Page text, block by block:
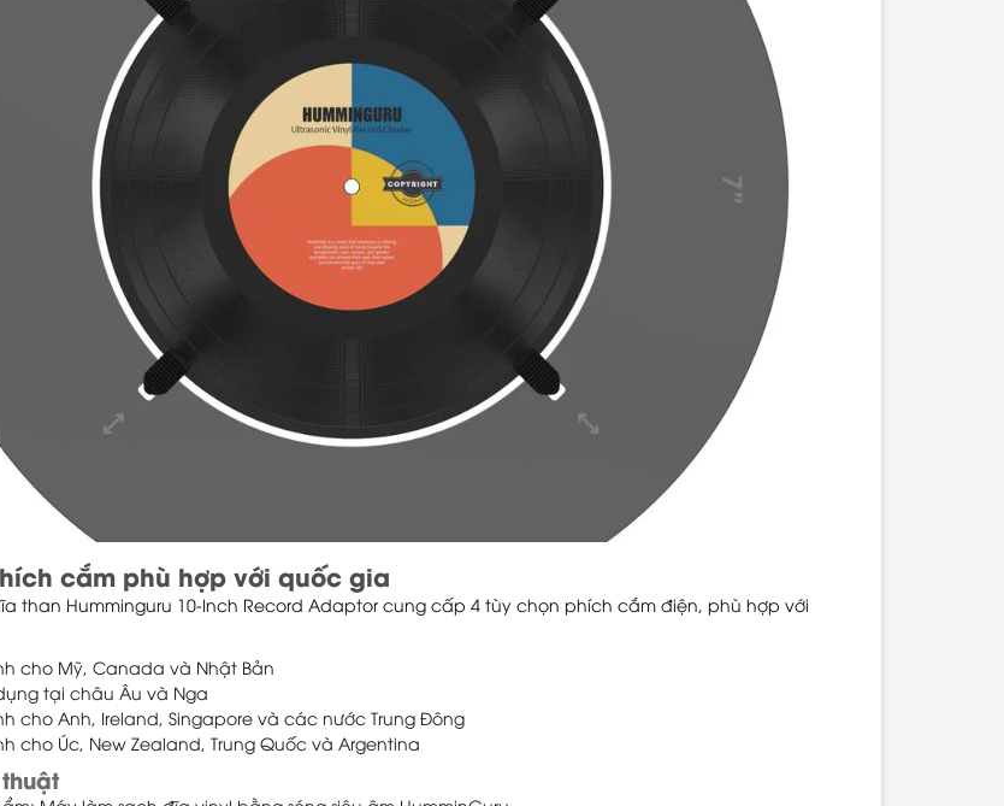
cắm phù hợp với quốc gia
than Humminguru 10-Inch Record Adaptor cung cấp 4 tùy chọn phích cắm điện, phù hợp với
cho Mỹ, Canada và Nhật Bản
tại châu Âu và Nga
cho Anh, Ireland, Singapore và các nước Trung Đông
cho Úc, New Zealand, Trung Quốc và Argentina
thuật